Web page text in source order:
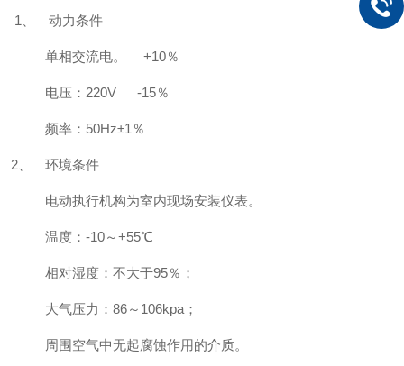
1、 动力条件
单相交流电。 +10％
电压：220V -15％
频率：50Hz±1％
2、 环境条件
电动执行机构为室内现场安装仪表。
温度：-10～+55℃
相对湿度：不大于95％；
大气压力：86～106kpa；
周围空气中无起腐蚀作用的介质。